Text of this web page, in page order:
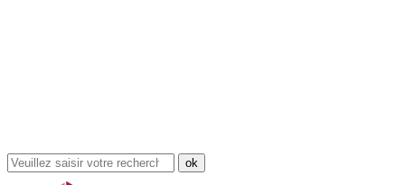
Rechercher
dans